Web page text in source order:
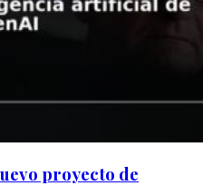
proyecto de